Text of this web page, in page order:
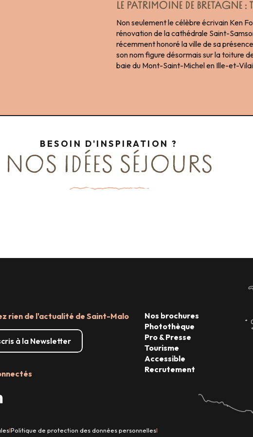
LE PATRIMOINE DE BRETAGNE
Non seulement le célèbre écrivain Ken
rénovation de la cathédrale Saint-
récemment honoré la ville de sa
son nom figure désormais sur la toiture
baie du Mont-Saint-Michel en Ille-et-
BESOIN D'INSPIRATION ?
NOS IDÉES SÉJOURS
rien de l'actualité de Saint-Malo
à la Newsletter
Nos brochures
Photothèque
Pro & Presse
Tourisme
Accessible
Recrutement
|Politique de protection des données personnelles|